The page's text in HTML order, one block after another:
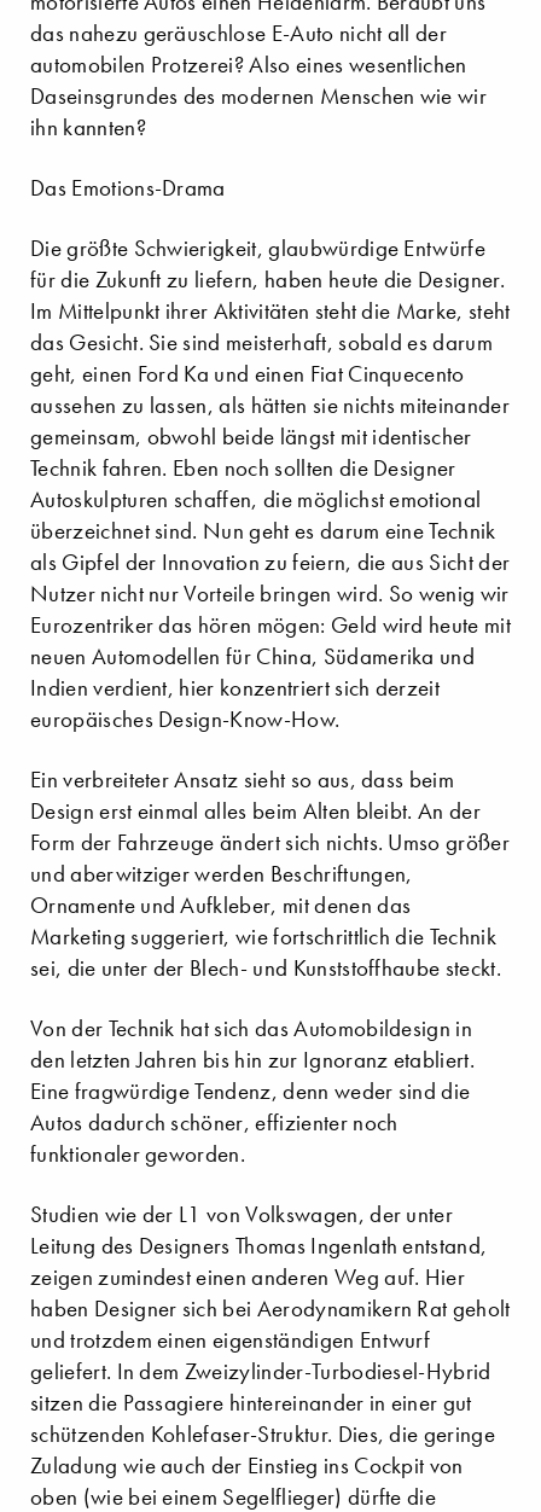
das nahezu geräuschlose E-Auto nicht all der
automobilen Protzerei? Also eines wesentlichen
Daseinsgrundes des modernen Menschen wie wir
ihn kannten?
Das Emotions-Drama
Die größte Schwierigkeit, glaubwürdige Entwürfe
für die Zukunft zu liefern, haben heute die Designer.
Im Mittelpunkt ihrer Aktivitäten steht die Marke, steht
das Gesicht. Sie sind meisterhaft, sobald es darum
geht, einen Ford Ka und einen Fiat Cinquecento
aussehen zu lassen, als hätten sie nichts miteinander
gemeinsam, obwohl beide längst mit identischer
Technik fahren. Eben noch sollten die Designer
Autoskulpturen schaffen, die möglichst emotional
überzeichnet sind. Nun geht es darum eine Technik
als Gipfel der Innovation zu feiern, die aus Sicht der
Nutzer nicht nur Vorteile bringen wird. So wenig wir
Eurozentriker das hören mögen: Geld wird heute mit
neuen Automodellen für China, Südamerika und
Indien verdient, hier konzentriert sich derzeit
europäisches Design-Know-How.
Ein verbreiteter Ansatz sieht so aus, dass beim
Design erst einmal alles beim Alten bleibt. An der
Form der Fahrzeuge ändert sich nichts. Umso größer
und aberwitziger werden Beschriftungen,
Ornamente und Aufkleber, mit denen das
Marketing suggeriert, wie fortschrittlich die Technik
sei, die unter der Blech- und Kunststoffhaube steckt.
Von der Technik hat sich das Automobildesign in
den letzten Jahren bis hin zur Ignoranz etabliert.
Eine fragwürdige Tendenz, denn weder sind die
Autos dadurch schöner, effizienter noch
funktionaler geworden.
Studien wie der L1 von Volkswagen, der unter
Leitung des Designers Thomas Ingenlath entstand,
zeigen zumindest einen anderen Weg auf. Hier
haben Designer sich bei Aerodynamikern Rat geholt
und trotzdem einen eigenständigen Entwurf
geliefert. In dem Zweizylinder-Turbodiesel-Hybrid
sitzen die Passagiere hintereinander in einer gut
schützenden Kohlefaser-Struktur. Dies, die geringe
Zuladung wie auch der Einstieg ins Cockpit von
oben (wie bei einem Segelflieger) dürfte die